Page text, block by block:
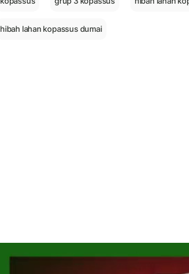
hibah lahan kopassus dumai